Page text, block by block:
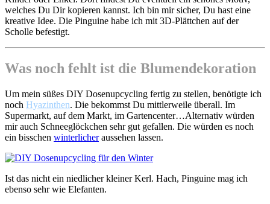
welches Du Dir kopieren kannst. Ich bin mir sicher, Du hast eine
kreative Idee. Die Pinguine habe ich mit 3D-Plättchen auf der
Scholle befestigt.
Was noch fehlt ist die Blumendekoration
Um mein süßes DIY Dosenupcycling fertig zu stellen, benötigte ich
noch Hyazinthen. Die bekommst Du mittlerweile überall. Im
Supermarkt, auf dem Markt, im Gartencenter…Alternativ würden
mir auch Schneeglöckchen sehr gut gefallen. Die würden es noch
ein bisschen winterlicheraussehen lassen.
Ist das nicht ein niedlicher kleiner Kerl. Hach, Pinguine mag ich
ebenso sehr wie Elefanten.